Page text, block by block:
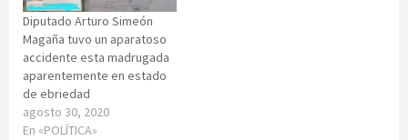
Diputado Arturo Simeón
Magaña tuvo un aparatoso
accidente esta madrugada
aparentemente en estado
de ebriedad
agosto 30, 2020
En «POLÍTICA»